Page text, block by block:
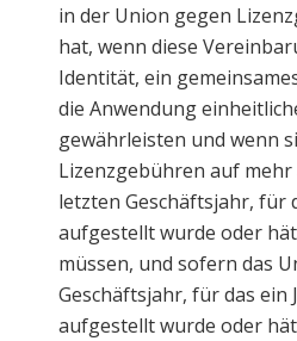
in der Union gegen
hat, wenn diese
Identität, ein
die Anwendung
gewährleisten und wenn
Lizenzgebühren auf mehr
letzten Geschäftsjahr, für
aufgestellt wurde oder
müssen, und sofern das
Geschäftsjahr, für das ein
aufgestellt wurde oder